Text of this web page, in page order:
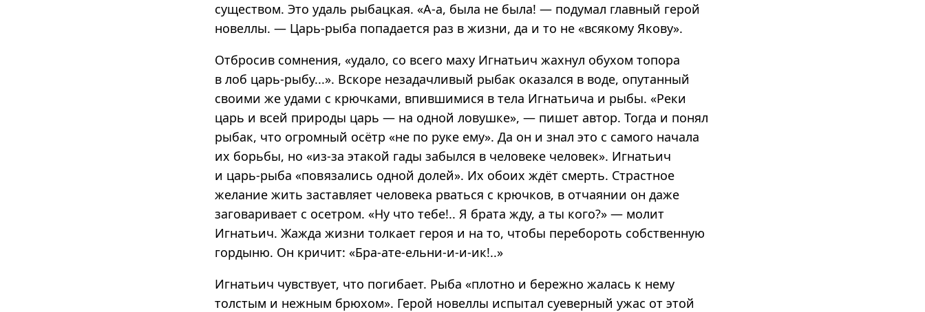
существом. Это удаль рыбацкая. «А-а, была не была! — подумал главный герой
новеллы. — Царь-рыба попадается раз в жизни, да и то не «всякому Якову».
Отбросив сомнения, «удало, со всего маху Игнатьич жахнул обухом топора
в лоб царь-рыбу...». Вскоре незадачливый рыбак оказался в воде, опутанный
своими же удами с крючками, впившимися в тела Игнатьича и рыбы. «Реки
царь и всей природы царь — на одной ловушке», — пишет автор. Тогда и понял
рыбак, что огромный осётр «не по руке ему». Да он и знал это с самого начала
их борьбы, но «из-за этакой гады забылся в человеке человек». Игнатьич
и царь-рыба «повязались одной долей». Их обоих ждёт смерть. Страстное
желание жить заставляет человека рваться с крючков, в отчаянии он даже
заговаривает с осетром. «Ну что тебе!.. Я брата жду, а ты кого?» — молит
Игнатьич. Жажда жизни толкает героя и на то, чтобы перебороть собственную
гордыню. Он кричит: «Бра-ате-ельни-и-и-ик!..»
Игнатьич чувствует, что погибает. Рыба «плотно и бережно жалась к нему
толстым и нежным брюхом». Герой новеллы испытал суеверный ужас от этой